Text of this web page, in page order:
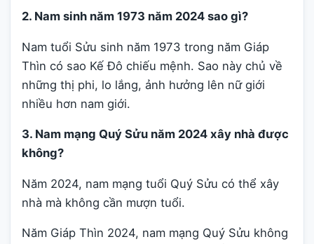
2. Nam sinh năm 1973 năm 2024 sao gì?
Nam tuổi Sửu sinh năm 1973 trong năm Giáp
Thìn có sao Kế Đô chiếu mệnh. Sao này chủ về
những thị phi, lo lắng, ảnh hưởng lên nữ giới
nhiều hơn nam giới.
3. Nam mạng Quý Sửu năm 2024 xây nhà được
không?
Năm 2024, nam mạng tuổi Quý Sửu có thể xây
nhà mà không cần mượn tuổi.
Năm Giáp Thìn 2024, nam mạng Quý Sửu không